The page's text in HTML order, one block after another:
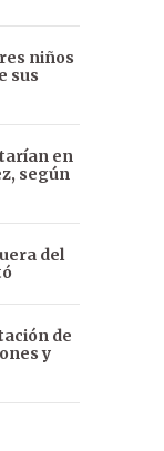
niños
sus
en
según
del
de
y